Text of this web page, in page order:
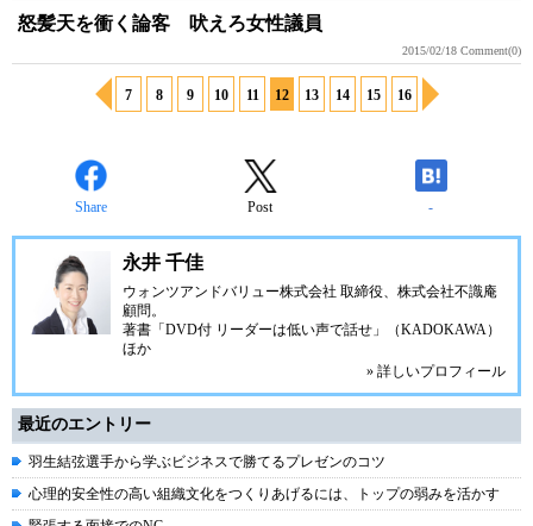
怒髪天を衝く論客 吠えろ女性議員
2015/02/18 Comment(0)
7 8 9 10 11 12 13 14 15 16
Share Post -
永井 千佳
ウォンツアンドバリュー株式会社 取締役、株式会社不識庵
顧問。
著書「DVD付 リーダーは低い声で話せ」（KADOKAWA）
ほか
» 詳しいプロフィール
最近のエントリー
羽生結弦選手から学ぶビジネスで勝てるプレゼンのコツ
心理的安全性の高い組織文化をつくりあげるには、トップの弱みを活かす